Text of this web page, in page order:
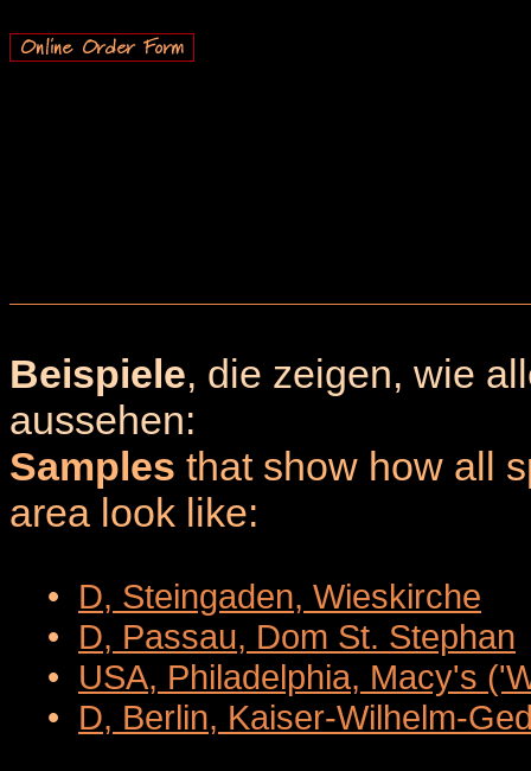
Beispiele, die zeigen, wie
aussehen:
Samples that show how all
area look like:
• D, Steingaden, Wieskirche
• D, Passau, Dom St. Stephan
• USA, Philadelphia, Macy's
• D, Berlin, Kaiser-Wilhelm-